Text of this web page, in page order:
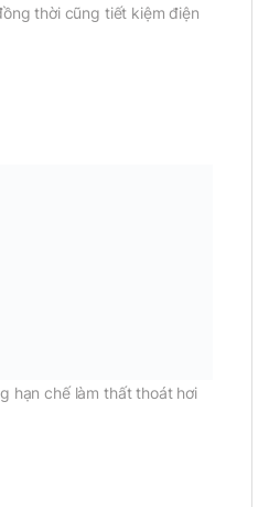
thời cũng tiết kiệm điện
hạn chế làm thất thoát hơi